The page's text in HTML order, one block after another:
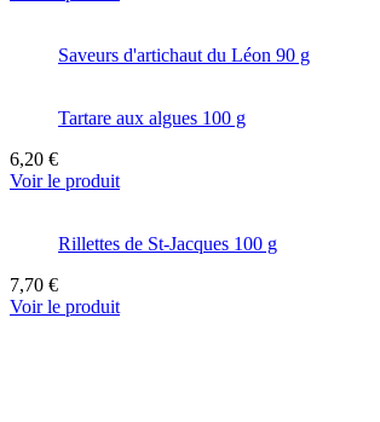
Saveurs d'artichaut du Léon 90 g
Tartare aux algues 100 g
6,20 €
Voir le produit
Rillettes de St-Jacques 100 g
7,70 €
Voir le produit